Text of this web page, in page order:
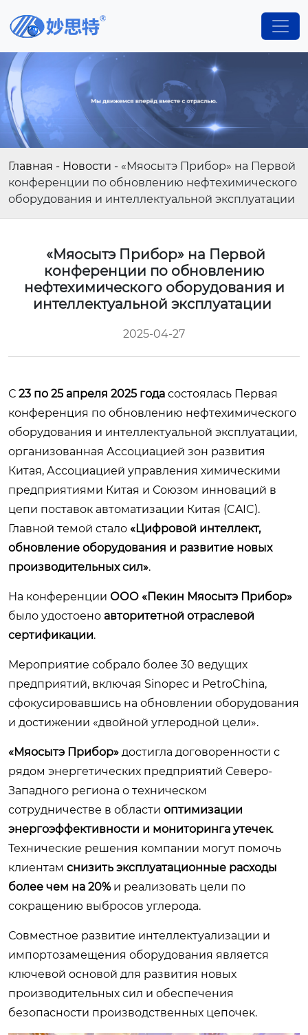
Главная - Новости - «Мяосытэ Прибор» на Первой
конференции по обновлению нефтехимического
оборудования и интеллектуальной эксплуатации
«Мяосытэ Прибор» на Первой
конференции по обновлению
нефтехимического оборудования и
интеллектуальной эксплуатации
2025-04-27
С 23 по 25 апреля 2025 года состоялась Первая
конференция по обновлению нефтехимического
оборудования и интеллектуальной эксплуатации,
организованная Ассоциацией зон развития
Китая, Ассоциацией управления химическими
предприятиями Китая и Союзом инноваций в
цепи поставок автоматизации Китая (CAIC).
Главной темой стало «Цифровой интеллект,
обновление оборудования и развитие новых
производительных сил».
На конференции ООО «Пекин Мяосытэ Прибор»
было удостоено авторитетной отраслевой
сертификации.
Мероприятие собрало более 30 ведущих
предприятий, включая Sinopec и PetroChina,
сфокусировавшись на обновлении оборудования
и достижении «двойной углеродной цели».
«Мяосытэ Прибор» достигла договоренности с
рядом энергетических предприятий Северо-
Западного региона о техническом
сотрудничестве в области оптимизации
энергоэффективности и мониторинга утечек.
Технические решения компании могут помочь
клиентам снизить эксплуатационные расходы
более чем на 20%и реализовать цели по
сокращению выбросов углерода.
Совместное развитие интеллектуализации и
импортозамещения оборудования является
ключевой основой для развития новых
производительных сил и обеспечения
безопасности производственных цепочек.